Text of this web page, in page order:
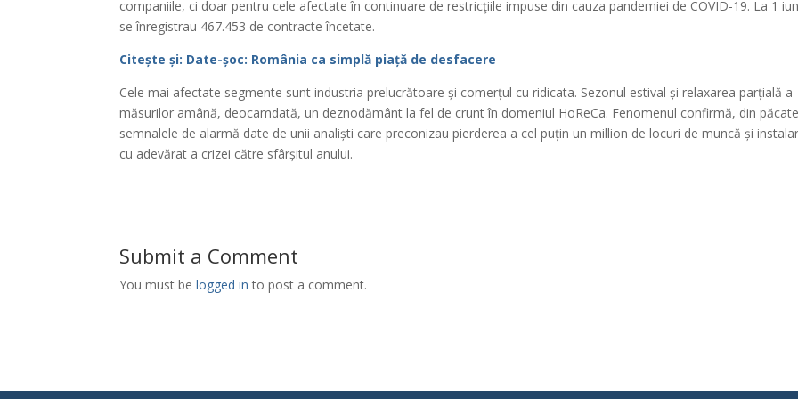
companiile, ci doar pentru cele afectate în continuare de restricţiile impuse din cauza pandemiei de COVID-19. La 1
se înregistrau 467.453 de contracte încetate.
Citește și: Date-șoc: România ca simplă piață de desfacere
Cele mai afectate segmente sunt industria prelucrătoare și comerțul cu ridicata. Sezonul estival și relaxarea parțială a
măsurilor amână, deocamdată, un deznodământ la fel de crunt în domeniul HoReCa. Fenomenul confirmă, din
semnalele de alarmă date de unii analiști care preconizau pierderea a cel puțin un million de locuri de muncă și
cu adevărat a crizei către sfârșitul anului.
Submit a Comment
You must belogged in to post a comment.